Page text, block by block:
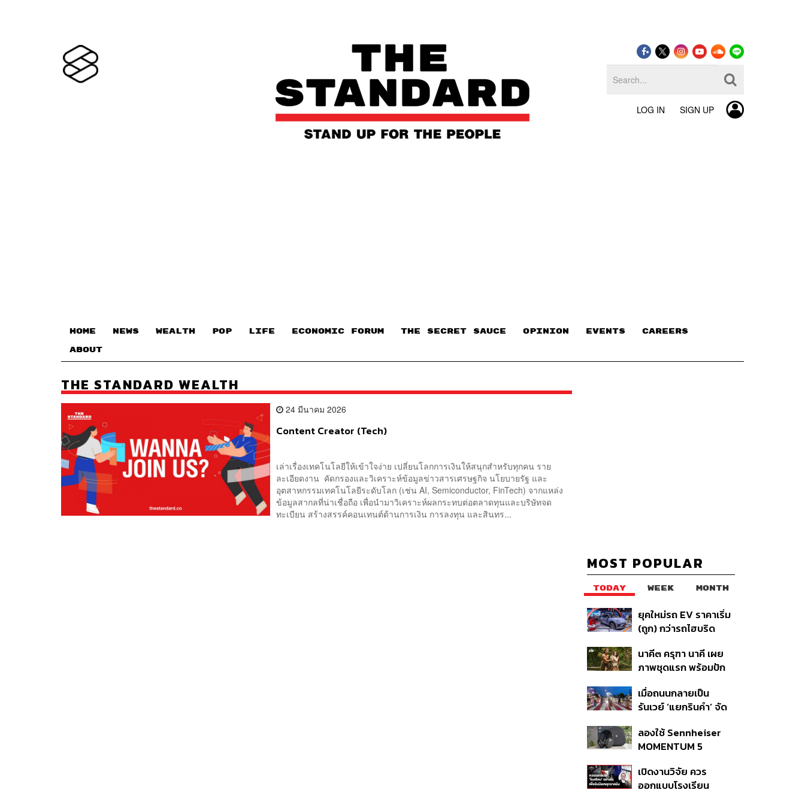
LOG IN SIGN UP
HOME NEWS WEALTH POP LIFE ECONOMIC FORUM THE SECRET SAUCE​ OPINION EVENTS CAREERS
ABOUT
THE STANDARD WEALTH
24 มีนาคม 2026
Content Creator (Tech)
เล่าเรื่องเทคโนโลยีให้เข้าใจง่าย เปลี่ยนโลกการเงินให้สนุกสำหรับทุกคน ราย
ละเอียดงาน คัดกรองและวิเคราะห์ข้อมูลข่าวสารเศรษฐกิจ นโยบายรัฐ และ
อุตสาหกรรมเทคโนโลยีระดับโลก (เช่น AI, Semiconductor, FinTech) จากแหล่ง
ข้อมูลสากลที่น่าเชื่อถือ เพื่อนำมาวิเคราะห์ผลกระทบต่อตลาดทุนและบริษัทจด
ทะเบียน สร้างสรรค์คอนเทนต์ด้านการเงิน การลงทุน และสินทร...
MOST POPULAR
TODAY WEEK MONTH
ยุคใหม่รถ EV ราคาเริ่ม
(ถูก) กว่ารถไฮบริด
ลง - จีนแห่บุกตลาดเกิด
ใหม่
นาคี๓ ครุฑา นาคี เผย
ภาพชุดแรก พร้อมปัก
เมื่อถนนกลายเป็น
รันเวย์ ‘แยกรินคำ’ จัด
COUTURE กลางสาย
ฝน
ลองใช้ Sennheiser
MOMENTUM 5
บาท ที่ให้ผู้ใช้ถอด
เปลี่ยนแบตเองได้ ก่อน
เปิดงานวิจัย ควร
ออกแบบโรงเรียน